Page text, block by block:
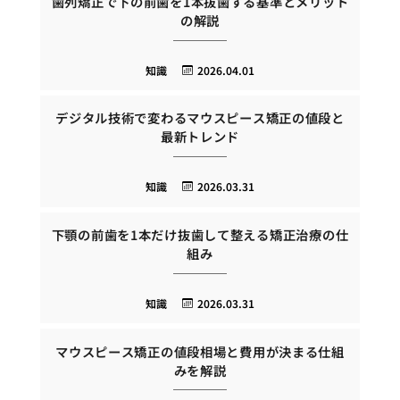
の解説
2026.04.01
知識
デジタル技術で変わるマウスピース矯正の値段と
最新トレンド
2026.03.31
知識
下顎の前歯を1本だけ抜歯して整える矯正治療の仕
組み
2026.03.31
知識
マウスピース矯正の値段相場と費用が決まる仕組
みを解説